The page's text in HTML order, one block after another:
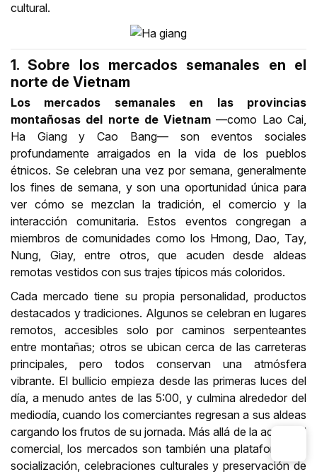
cultural.
1. Sobre los mercados semanales en el
norte de Vietnam
Los mercados semanales en las provincias
montañosas del norte de Vietnam —como Lao Cai,
Ha Giang y Cao Bang— son eventos sociales
profundamente arraigados en la vida de los pueblos
étnicos. Se celebran una vez por semana, generalmente
los fines de semana, y son una oportunidad única para
ver cómo se mezclan la tradición, el comercio y la
interacción comunitaria. Estos eventos congregan a
miembros de comunidades como los Hmong, Dao, Tay,
Nung, Giay, entre otros, que acuden desde aldeas
remotas vestidos con sus trajes típicos más coloridos.
Cada mercado tiene su propia personalidad, productos
destacados y tradiciones. Algunos se celebran en lugares
remotos, accesibles solo por caminos serpenteantes
entre montañas; otros se ubican cerca de las carreteras
principales, pero todos conservan una atmósfera
vibrante. El bullicio empieza desde las primeras luces del
día, a menudo antes de las 5:00, y culmina alrededor del
mediodía, cuando los comerciantes regresan a sus aldeas
cargando los frutos de su jornada. Más allá de la actividad
comercial, los mercados son también una plataforma de
socialización, celebraciones culturales y preservación de